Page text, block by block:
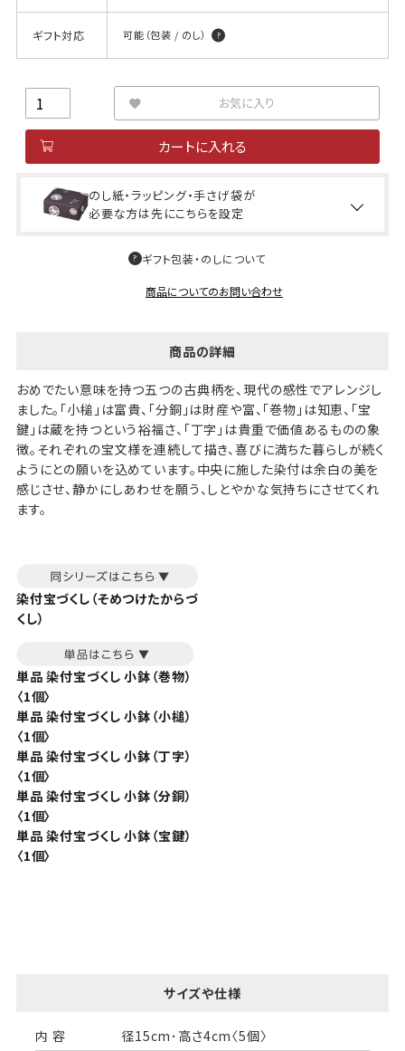
ギフト対応 可能（包装 / のし）
お気に入り
カートに入れる
のし紙・ラッピング・手さげ袋が
必要な方は先にこちらを設定
ギフト包装・のしについて
商品についてのお問い合わせ
商品の詳細
おめでたい意味を持つ五つの古典柄を、現代の感性でアレンジし
ました。「小槌」は富貴、「分銅」は財産や富、「巻物」は知恵、「宝
鍵」は蔵を持つという裕福さ、「丁字」は貴重で価値あるものの象
徴。それぞれの宝文様を連続して描き、喜びに満ちた暮らしが続く
ようにとの願いを込めています。中央に施した染付は余白の美を
感じさせ、静かにしあわせを願う、しとやかな気持ちにさせてくれ
ます。
染付宝づくし（そめつけたからづ
くし）
単品 染付宝づくし 小鉢（巻物）
〈1個〉
単品 染付宝づくし 小鉢（小槌）
〈1個〉
単品 染付宝づくし 小鉢（丁字）
〈1個〉
単品 染付宝づくし 小鉢（分銅）
〈1個〉
単品 染付宝づくし 小鉢（宝鍵）
〈1個〉
サイズや仕様
内 容
径15cm･高さ4cm〈5個〉